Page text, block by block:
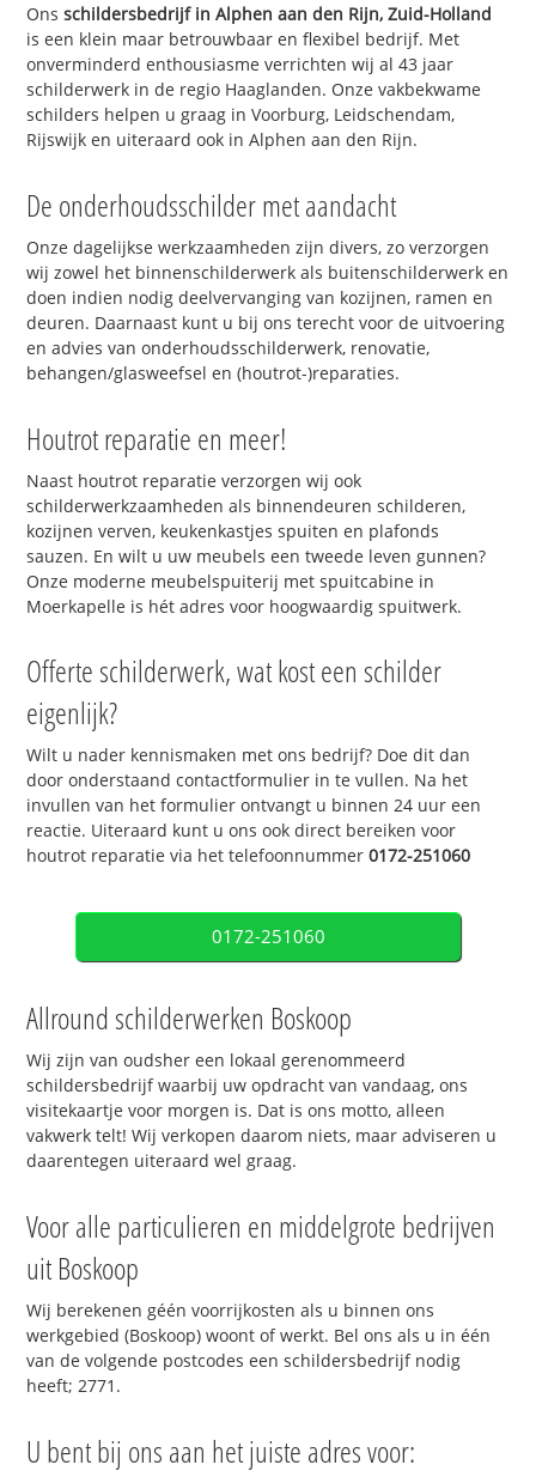
Onsschildersbedrijf in Alphen aan den Rijn, Zuid-Holland
is een klein maar betrouwbaar en flexibel bedrijf. Met
onverminderd enthousiasme verrichten wij al 43 jaar
schilderwerk in de regio Haaglanden. Onze vakbekwame
schilders helpen u graag in Voorburg, Leidschendam,
Rijswijk en uiteraard ook in Alphen aan den Rijn.
De onderhoudsschilder met aandacht
Onze dagelijkse werkzaamheden zijn divers, zo verzorgen
wij zowel het binnenschilderwerk als buitenschilderwerk en
doen indien nodig deelvervanging van kozijnen, ramen en
deuren. Daarnaast kunt u bij ons terecht voor de uitvoering
en advies van onderhoudsschilderwerk, renovatie,
behangen/glasweefsel en (houtrot-)reparaties.
Houtrot reparatie en meer!
Naast houtrot reparatie verzorgen wij ook
schilderwerkzaamheden als binnendeuren schilderen,
kozijnen verven, keukenkastjes spuiten en plafonds
sauzen. En wilt u uw meubels een tweede leven gunnen?
Onze moderne meubelspuiterij met spuitcabine in
Moerkapelle is hét adres voor hoogwaardig spuitwerk.
Offerte schilderwerk, wat kost een schilder
eigenlijk?
Wilt u nader kennismaken met ons bedrijf? Doe dit dan
door onderstaand contactformulier in te vullen. Na het
invullen van het formulier ontvangt u binnen 24 uur een
reactie. Uiteraard kunt u ons ook direct bereiken voor
houtrot reparatie via het telefoonnummer0172-251060
0172-251060
Allround schilderwerken Boskoop
Wij zijn van oudsher een lokaal gerenommeerd
schildersbedrijf waarbij uw opdracht van vandaag, ons
visitekaartje voor morgen is. Dat is ons motto, alleen
vakwerk telt! Wij verkopen daarom niets, maar adviseren u
daarentegen uiteraard wel graag.
Voor alle particulieren en middelgrote bedrijven
uit Boskoop
Wij berekenen géén voorrijkosten als u binnen ons
werkgebied (Boskoop) woont of werkt. Bel ons als u in één
van de volgende postcodes een schildersbedrijf nodig
heeft; 2771.
U bent bij ons aan het juiste adres voor: